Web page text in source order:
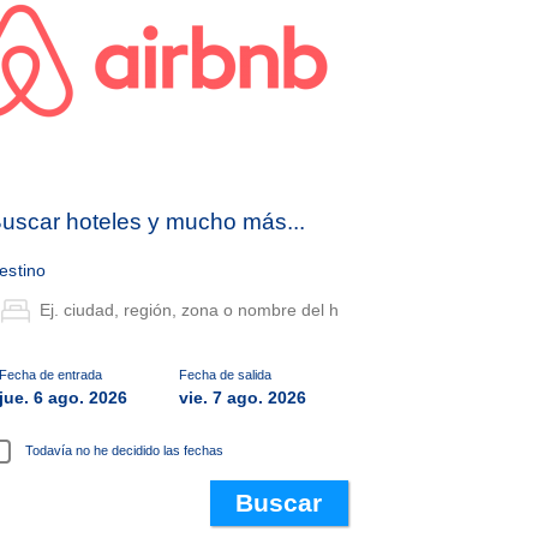
hoteles y mucho más...
de entrada
6 ago. 2026
Fecha de salida
vie. 7 ago. 2026
Todavía no he decidido las fechas